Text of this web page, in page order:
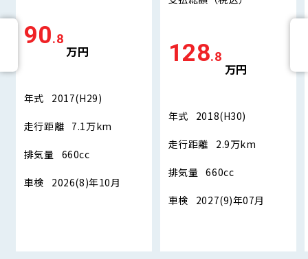
90.8
万円
年式 2017(H29)
走行距離 7.1万km
排気量 660cc
車検 2026(8)年10月
128.8
万円
年式 2018(H30)
走行距離 2.9万km
排気量 660cc
車検 2027(9)年07月